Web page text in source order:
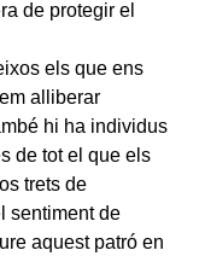
de protegir el
els que ens
alliberar
hi ha individus
de tot el que els
trets de
sentiment de
aquest patró en